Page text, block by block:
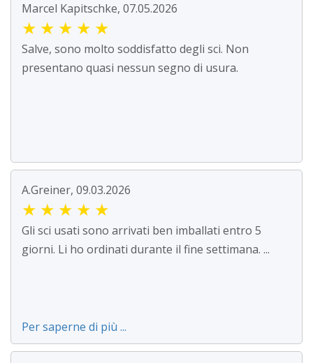
Marcel Kapitschke, 07.05.2026
★ ★ ★ ★ ★
Salve, sono molto soddisfatto degli sci. Non
presentano quasi nessun segno di usura.
A.Greiner, 09.03.2026
★ ★ ★ ★ ★
Gli sci usati sono arrivati ben imballati entro 5
giorni. Li ho ordinati durante il fine settimana. ...
Per saperne di più ...